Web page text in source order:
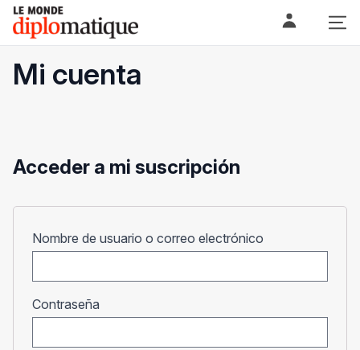
Skip
content
Le monde diplomatique
Mi cuenta
Acceder a mi suscripción
Nombre de usuario o correo electrónico
Contraseña